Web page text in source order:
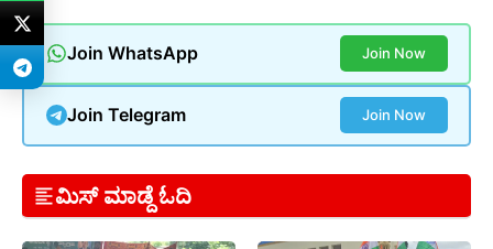
Join WhatsApp Join Now
Join Telegram Join Now
ಮಿಸ್ ಮಾಡ್ದೆ ಓದಿ